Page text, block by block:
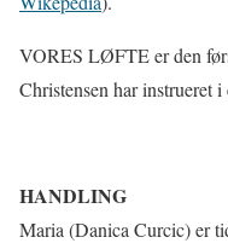
VORES LØFTE er den
Christensen har instrueret i
HANDLING
Maria (Danica Curcic) er